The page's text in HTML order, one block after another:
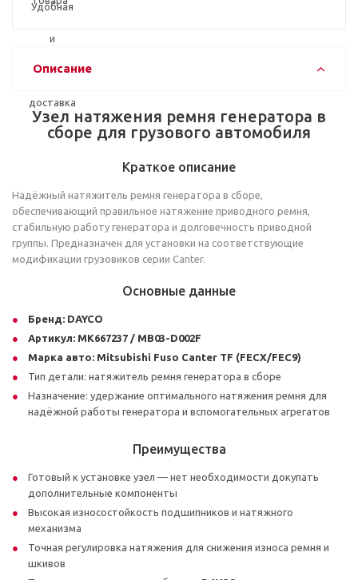
Описание
Узел натяжения ремня генератора в
сборе для грузового автомобиля
Краткое описание
Надёжный натяжитель ремня генератора в сборе,
обеспечивающий правильное натяжение приводного ремня,
стабильную работу генератора и долговечность приводной
группы. Предназначен для установки на соответствующие
модификации грузовиков серии Canter.
Основные данные
Бренд: DAYCO
Артикул: MK667237 / MB03-D002F
Марка авто: Mitsubishi Fuso Canter TF (FECX/FEC9)
Тип детали: натяжитель ремня генератора в сборе
Назначение: удержание оптимального натяжения ремня для
надёжной работы генератора и вспомогательных агрегатов
Преимущества
Готовый к установке узел — нет необходимости докупать
дополнительные компоненты
Высокая износостойкость подшипников и натяжного
механизма
Точная регулировка натяжения для снижения износа ремня и
шкивов